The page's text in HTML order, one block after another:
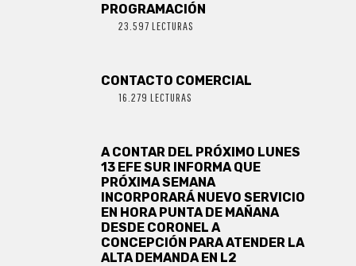
PROGRAMACIÓN
23.597 LECTURAS
CONTACTO COMERCIAL
16.279 LECTURAS
A CONTAR DEL PRÓXIMO LUNES
13 EFE SUR INFORMA QUE
PRÓXIMA SEMANA
INCORPORARÁ NUEVO SERVICIO
EN HORA PUNTA DE MAÑANA
DESDE CORONEL A
CONCEPCIÓN PARA ATENDER LA
ALTA DEMANDA EN L2